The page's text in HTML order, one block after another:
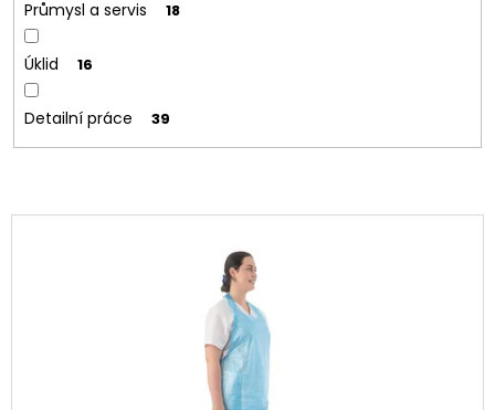
Průmysl a servis 18
Úklid 16
Detailní práce 39
V